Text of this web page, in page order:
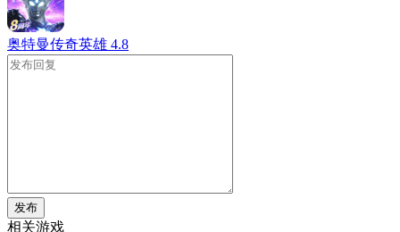
奥特曼传奇英雄 4.8
发布
相关游戏